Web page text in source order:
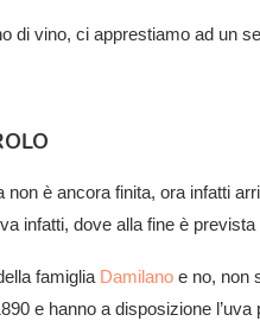
di vino, ci apprestiamo ad un
non è ancora finita, ora infatti
infatti, dove alla fine è
famiglia Damilano e no, non
e hanno a disposizione